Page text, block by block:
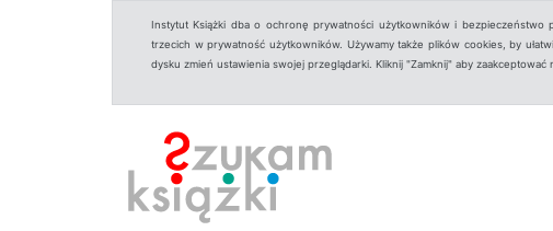
Instytut Książki dba o ochronę prywatności użytkowników i
trzecich w prywatność użytkowników. Używamy także plików cookies, by
dysku zmień ustawienia swojej przeglądarki. Kliknij "Zamknij" aby zaakceptować